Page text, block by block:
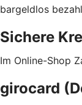
bargeldlos
Sichere
Im Online-Shop
girocard